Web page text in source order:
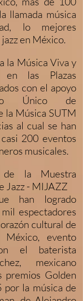
llamada música
lo mejores
en México.
la Música Viva y
en las Plazas
con el apoyo
Único de
la Música SUTM
al cual se han
200 eventos
musicales.
de la Muestra
Jazz - MIJAZZ
han logrado
espectadores
cultural de
evento
el baterista
mexicano
premios Golden
la música de